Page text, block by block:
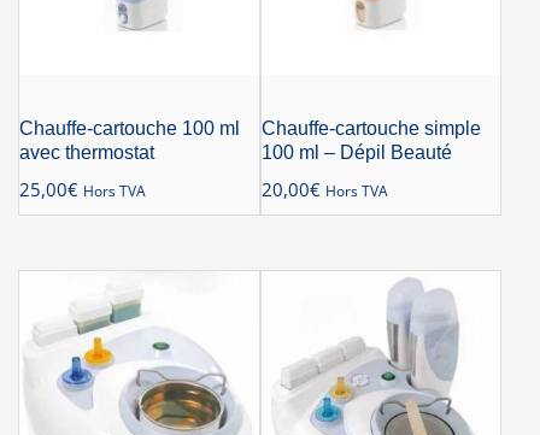
Chauffe-cartouche 100 ml
avec thermostat
25,00€ Hors TVA
Chauffe-cartouche simple
100 ml – Dépil Beauté
20,00€ Hors TVA